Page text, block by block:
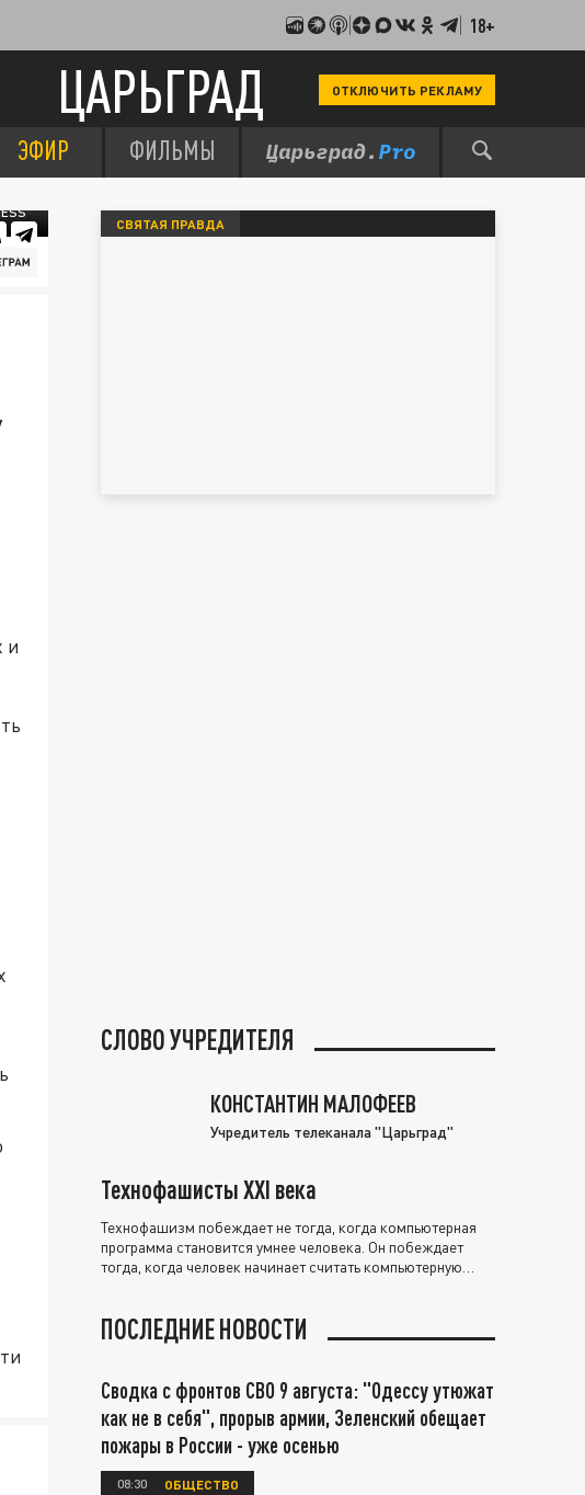
18+
ЦАРЬГРАД ОТКЛЮЧИТЬ РЕКЛАМУ
ЭФИР ФИЛЬМЫ
и
СВЯТАЯ ПРАВДА
СЛОВО УЧРЕДИТЕЛЯ
КОНСТАНТИН МАЛОФЕЕВ
Учредитель телеканала "Царьград"
Технофашисты XXI века
Технофашизм побеждает не тогда, когда компьютерная
программа становится умнее человека. Он побеждает
тогда, когда человек начинает считать компьютерную
ПОСЛЕДНИЕ НОВОСТИ
Сводка с фронтов СВО 9 августа: "Одессу утюжат
как не в себя", прорыв армии, Зеленский обещает
пожары в России - уже осенью
08:30 ОБЩЕСТВО